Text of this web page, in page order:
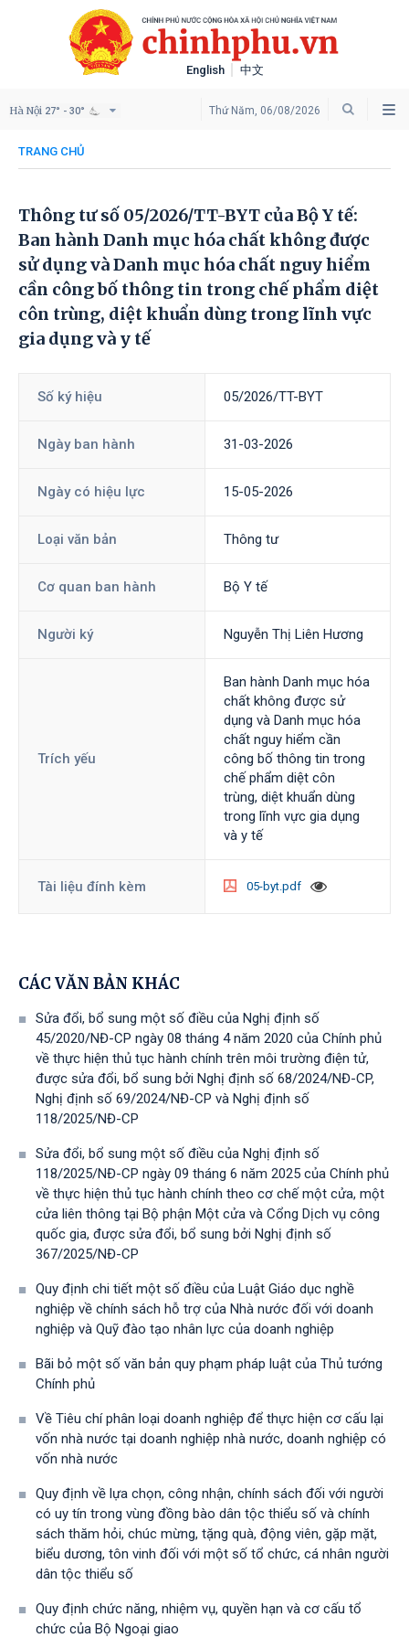
English 中文
Thứ Năm, 06/08/2026
Hà Nội 27° - 30°
TRANG CHỦ
Thông tư số 05/2026/TT-BYT của Bộ Y tế:
Ban hành Danh mục hóa chất không được
sử dụng và Danh mục hóa chất nguy hiểm
cần công bố thông tin trong chế phẩm diệt
côn trùng, diệt khuẩn dùng trong lĩnh vực
gia dụng và y tế
Số ký hiệu 05/2026/TT-BYT
Ngày ban hành 31-03-2026
Ngày có hiệu lực 15-05-2026
Loại văn bản Thông tư
Cơ quan ban hành Bộ Y tế
Người ký Nguyễn Thị Liên Hương
Trích yếu
Ban hành Danh mục hóa
chất không được sử
dụng và Danh mục hóa
chất nguy hiểm cần
công bố thông tin trong
chế phẩm diệt côn
trùng, diệt khuẩn dùng
trong lĩnh vực gia dụng
và y tế
Tài liệu đính kèm 05-byt.pdf
CÁC VĂN BẢN KHÁC
Sửa đổi, bổ sung một số điều của Nghị định số
45/2020/NĐ-CP ngày 08 tháng 4 năm 2020 của Chính phủ
về thực hiện thủ tục hành chính trên môi trường điện tử,
được sửa đổi, bổ sung bởi Nghị định số 68/2024/NĐ-CP,
Nghị định số 69/2024/NĐ-CP và Nghị định số
118/2025/NĐ-СР
Sửa đổi, bổ sung một số điều của Nghị định số
118/2025/NĐ-CP ngày 09 tháng 6 năm 2025 của Chính phủ
về thực hiện thủ tục hành chính theo cơ chế một cửa, một
cửa liên thông tại Bộ phận Một cửa và Cổng Dịch vụ công
quốc gia, được sửa đổi, bổ sung bởi Nghị định số
367/2025/NĐ-СР
Quy định chi tiết một số điều của Luật Giáo dục nghề
nghiệp về chính sách hỗ trợ của Nhà nước đối với doanh
nghiệp và Quỹ đào tạo nhân lực của doanh nghiệp
Bãi bỏ một số văn bản quy phạm pháp luật của Thủ tướng
Chính phủ
Về Tiêu chí phân loại doanh nghiệp để thực hiện cơ cấu lại
vốn nhà nước tại doanh nghiệp nhà nước, doanh nghiệp có
vốn nhà nước
Quy định về lựa chọn, công nhận, chính sách đối với người
có uy tín trong vùng đồng bào dân tộc thiểu số và chính
sách thăm hỏi, chúc mừng, tặng quà, động viên, gặp mặt,
biểu dương, tôn vinh đối với một số tổ chức, cá nhân người
dân tộc thiểu số
Quy định chức năng, nhiệm vụ, quyền hạn và cơ cấu tổ
chức của Bộ Ngoại giao